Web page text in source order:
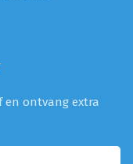
en ontvang extra